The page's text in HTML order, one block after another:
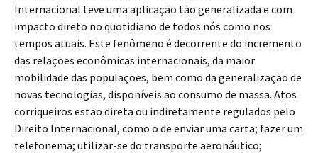
Internacional teve uma aplicação tão generalizada e com
impacto direto no quotidiano de todos nós como nos
tempos atuais. Este fenômeno é decorrente do incremento
das relações econômicas internacionais, da maior
mobilidade das populações, bem como da generalização de
novas tecnologias, disponíveis ao consumo de massa. Atos
corriqueiros estão direta ou indiretamente regulados pelo
Direito Internacional, como o de enviar uma carta; fazer um
telefonema; utilizar-se do transporte aeronáutico;